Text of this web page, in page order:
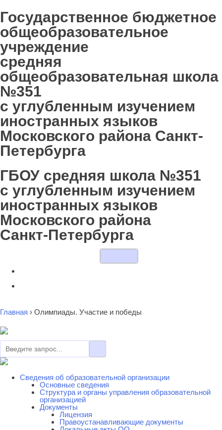
Государственное бюджетное
общеобразовательное
учреждение
средняя
общеобразовательная школа
№351
с углубленным изучением
иностранных языков
Московского района Санкт-
Петербурга
ГБОУ средняя школа №351
с углубленным изучением
иностранных языков
Московского района
Санкт-Петербурга
Главная › Олимпиады. Участие и победы
Сведения об образовательной организации
Основные сведения
Cтруктура и органы управления образовательной
организацией
Документы
Лицензия
Правоустанавливающие документы